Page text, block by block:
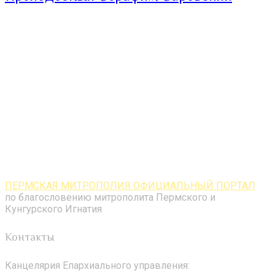
ПЕРМСКАЯ МИТРОПОЛИЯ ОФИЦИАЛЬНЫЙ ПОРТАЛ
по благословению митрополита Пермского и
Кунгурского Игнатия
Контакты
Канцелярия Епархиального управления: